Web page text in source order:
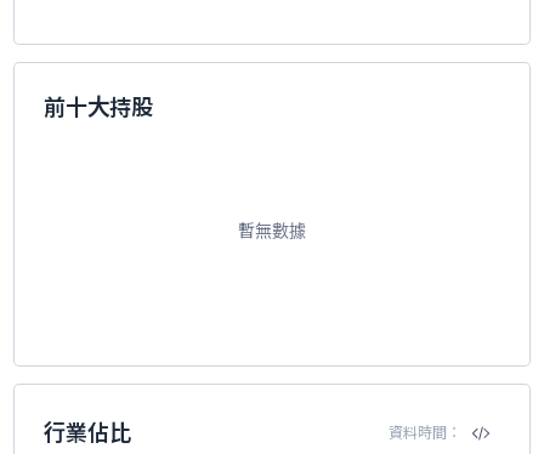
前十大持股
暫無數據
行業佔比 資料時間：